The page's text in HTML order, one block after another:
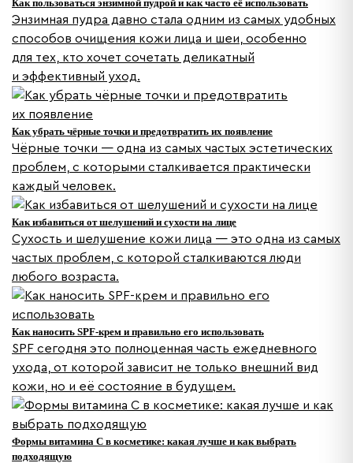
Как пользоваться энзимной пудрой и как часто её использовать
Энзимная пудра давно стала одним из самых удобных
способов очищения кожи лица и шеи, особенно
для тех, кто хочет сочетать деликатный
и эффективный уход.
Как убрать чёрные точки и предотвратить их появление
Чёрные точки — одна из самых частых эстетических
проблем, с которыми сталкивается практически
каждый человек.
Как избавиться от шелушений и сухости на лице
Сухость и шелушение кожи лица — это одна из самых
частых проблем, с которой сталкиваются люди
любого возраста.
Как наносить SPF-крем и правильно его использовать
SPF сегодня это полноценная часть ежедневного
ухода, от которой зависит не только внешний вид
кожи, но и её состояние в будущем.
Формы витамина С в косметике: какая лучше и как выбрать
подходящую